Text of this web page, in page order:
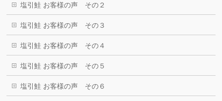
塩引鮭 お客様の声 その２
塩引鮭 お客様の声 その３
塩引鮭 お客様の声 その４
塩引鮭 お客様の声 その５
塩引鮭 お客様の声 その６